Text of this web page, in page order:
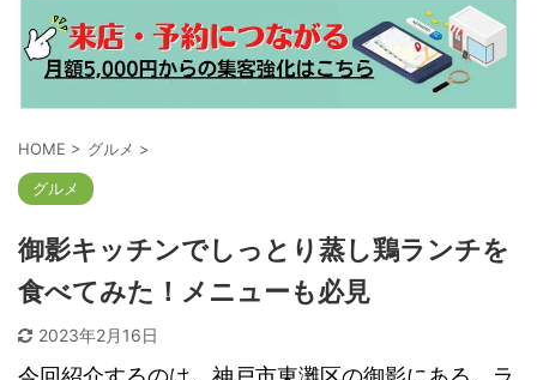
HOME > グルメ >
グルメ
御影キッチンでしっとり蒸し鶏ランチを
食べてみた！メニューも必見
2023年2月16日